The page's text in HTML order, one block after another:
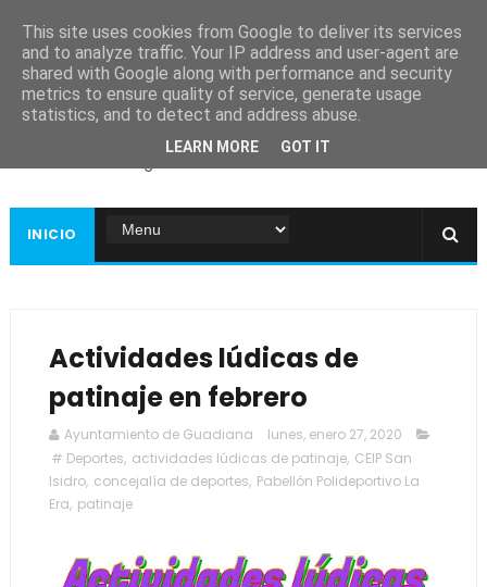
Ayuntamiento de
Guadiana
INICIO
Actividades lúdicas de
patinaje en febrero
Ayuntamiento de Guadiana
lunes, enero 27, 2020
# Deportes, actividades lúdicas de patinaje, CEIP San
Isidro, concejalía de deportes, Pabellón Polideportivo La
Era, patinaje
This site uses cookies from Google to deliver its services
and to analyze traffic. Your IP address and user-agent are
shared with Google along with performance and security
metrics to ensure quality of service, generate usage
statistics, and to detect and address abuse.
LEARN MORE GOT IT